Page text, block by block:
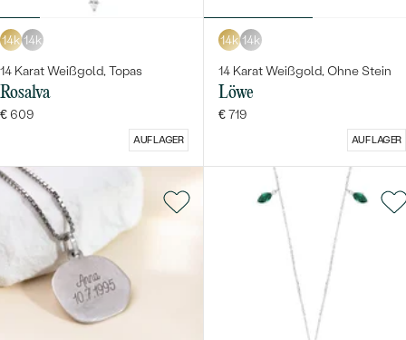
14k 14k
14 Karat Weißgold, Topas
Rosalva
€ 609
AUF LAGER
14k 14k
14 Karat Weißgold, Ohne Stein
Löwe
€ 719
AUF LAGER